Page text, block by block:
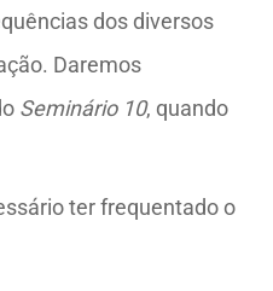
dos diversos
Daremos
Seminário 10, quando
ter frequentado o